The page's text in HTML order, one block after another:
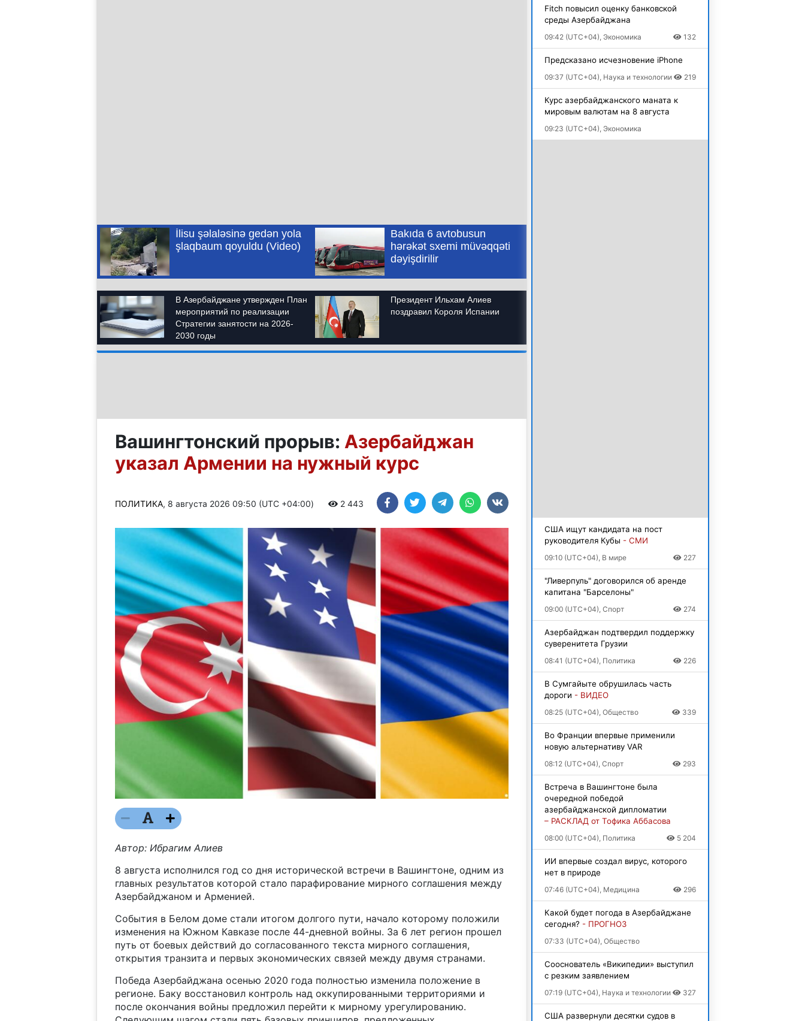
Вашингтонский прорыв: Азербайджан
указал Армении на нужный курс
ПОЛИТИКА, 8 августа 2026 09:50 (UTC +04:00) 2 443
Автор: Ибрагим Алиев
8 августа исполнился год со дня исторической встречи в Вашингтоне, одним из
главных результатов которой стало парафирование мирного соглашения между
Азербайджаном и Арменией.
События в Белом доме стали итогом долгого пути, начало которому положили
изменения на Южном Кавказе после 44-дневной войны. За 6 лет регион прошел
путь от боевых действий до согласованного текста мирного соглашения,
открытия транзита и первых экономических связей между двумя странами.
Победа Азербайджана осенью 2020 года полностью изменила положение в
регионе. Баку восстановил контроль над оккупированными территориями и
после окончания войны предложил перейти к мирному урегулированию.
Fitch повысил оценку банковской
среды Азербайджана
09:42 (UTC+04), Экономика 132
Предсказано исчезновение iPhone
09:37 (UTC+04), Наука и технологии 219
Курс азербайджанского маната к
мировым валютам на 8 августа
09:23 (UTC+04), Экономика
США ищут кандидата на пост
руководителя Кубы - СМИ
09:10 (UTC+04), В мире 227
"Ливерпуль" договорился об аренде
капитана "Барселоны"
09:00 (UTC+04), Спорт 274
Азербайджан подтвердил поддержку
суверенитета Грузии
08:41 (UTC+04), Политика 226
В Сумгайыте обрушилась часть
дороги - ВИДЕО
08:25 (UTC+04), Общество 339
Во Франции впервые применили
новую альтернативу VAR
08:12 (UTC+04), Спорт 293
Встреча в Вашингтоне была
очередной победой
азербайджанской дипломатии
– РАСКЛАД от Тофика Аббасова
08:00 (UTC+04), Политика 5 204
ИИ впервые создал вирус, которого
нет в природе
07:46 (UTC+04), Медицина 296
Какой будет погода в Азербайджане
сегодня? - ПРОГНОЗ
07:33 (UTC+04), Общество
Сооснователь «Википедии» выступил
с резким заявлением
07:19 (UTC+04), Наука и технологии 327
США развернули десятки судов в